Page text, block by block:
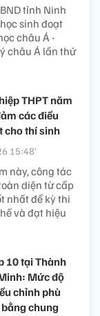
tỉnh Ninh
sinh đoạt
châu Á -
châu Á lần thứ
THPT năm
các điều
cho thí sinh
15:48’
này, công tác
diện từ cấp
nhất để kỳ thi
và đạt hiệu
10 tại Thành
Mức độ
chỉnh phù
chung